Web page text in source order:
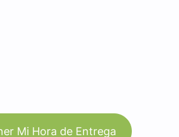
Mi Hora de Entrega